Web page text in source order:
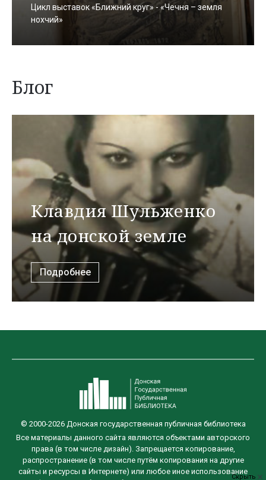
Цикл выставок «Ближний круг» - «Чечня – земля
нохчий»
Блог
Клавдия Шульженко
на донской земле
Подробнее
Скрыть
© 2000-2026 Донская государственная публичная библиотека
Все материалы данного сайта являются объектами авторского
права (в том числе дизайн). Запрещается копирование,
распространение (в том числе путём копирования на другие
сайты и ресурсы в Интернете) или любое иное использование